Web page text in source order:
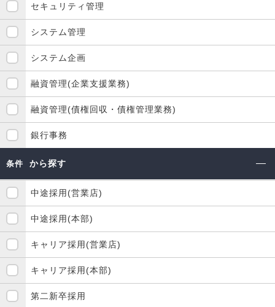
セキュリティ管理
システム管理
システム企画
融資管理(企業支援業務)
融資管理(債権回収・債権管理業務)
銀行事務
条件 から探す
中途採用(営業店)
中途採用(本部)
キャリア採用(営業店)
キャリア採用(本部)
第二新卒採用